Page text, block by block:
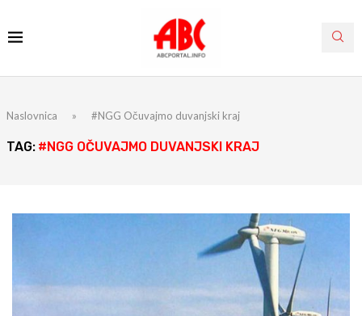
Naslovnica » #NGG Očuvajmo duvanjski kraj
TAG: #NGG OČUVAJMO DUVANJSKI KRAJ